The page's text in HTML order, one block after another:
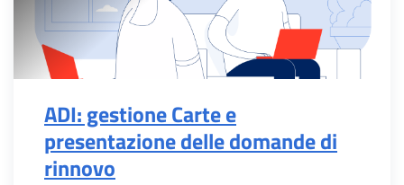
ADI: gestione Carte e
presentazione delle domande di
rinnovo